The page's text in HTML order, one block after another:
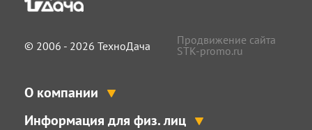
© 2006 - 2026 ТехноДача
Продвижение сайта
STK-promo.ru
О компании
Информация для физ. лиц